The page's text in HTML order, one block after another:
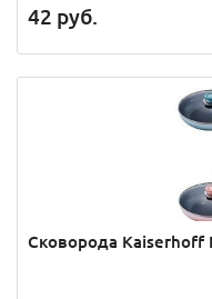
42 руб.
Сковорода Kaiserhoff